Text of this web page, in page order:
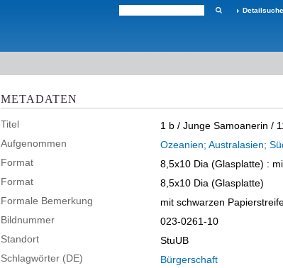
Detailsuche
METADATEN
Titel
1 b / Junge Samoanerin /
Aufgenommen
Ozeanien; Australasien;
Format
8,5x10 Dia (Glasplatte) :
Format
8,5x10 Dia (Glasplatte)
Formale Bemerkung
mit schwarzen
Bildnummer
023-0261-10
Standort
StuUB
Schlagwörter (DE)
Bürgerschaft